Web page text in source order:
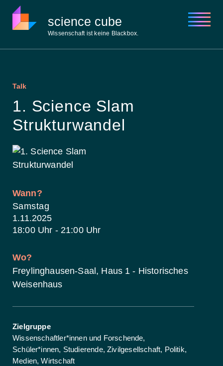
science cube
Wissenschaft ist keine Blackbox.
Open Lab
Open Space
Kontakt
Talk
1. Science Slam
Strukturwandel
Wann?
Samstag
1.11.2025
18:00 Uhr - 21:00 Uhr
Wo?
Freylinghausen-Saal, Haus 1 - Historisches
Weisenhaus
Zielgruppe
Wissenschaftler*innen und Forschende,
Schüler*innen, Studierende, Zivilgesellschaft, Politik,
Medien, Wirtschaft